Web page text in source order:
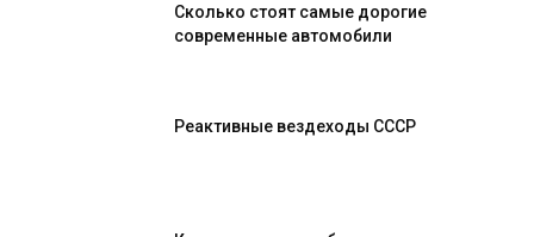
Сколько стоят самые дорогие
современные автомобили
Реактивные вездеходы СССР